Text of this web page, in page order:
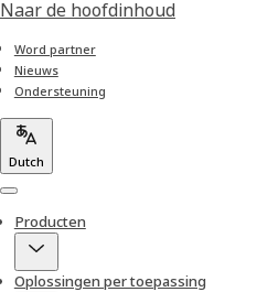
Naar de hoofdinhoud
Word partner
Nieuws
Ondersteuning
Dutch
Menu
Producten
Oplossingen per toepassing